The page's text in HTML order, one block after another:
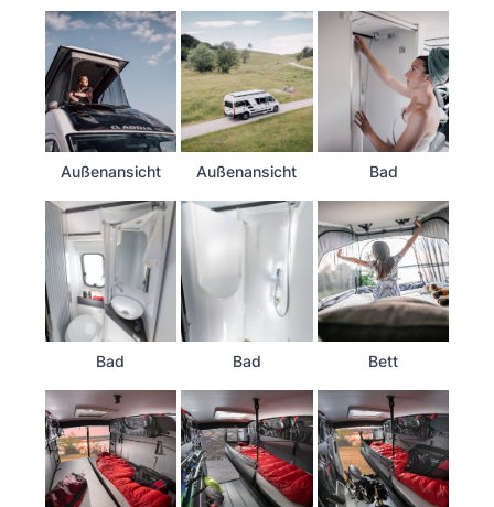
Außenansicht Außenansicht Bad
Bad Bad Bett